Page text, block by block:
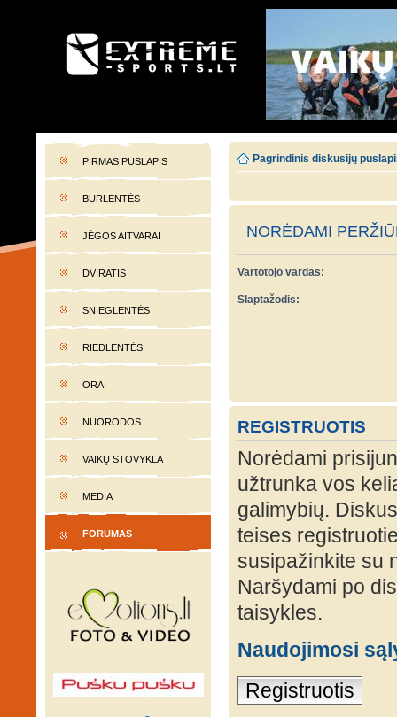
EXTREME-SPORTS.LT
PIRMAS PUSLAPIS
BURLENTĖS
JĖGOS AITVARAI
DVIRATIS
SNIEGLENTĖS
RIEDLENTĖS
ORAI
NUORODOS
VAIKŲ STOVYKLA
MEDIA
FORUMAS
Pagrindinis diskusijų
NORĖDAMI
Vartotojo vardas:
Slaptažodis:
REGISTRUOTIS
Norėdami
užtrunka vos
galimybių.
teises
susipažinkite su
Naršydami po
taisykles.
Naudojimosi
Registruotis